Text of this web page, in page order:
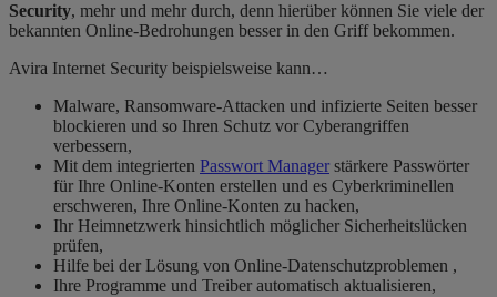
Security, mehr und mehr durch, denn hierüber können Sie viele der
bekannten Online-Bedrohungen besser in den Griff bekommen.
Avira Internet Security beispielsweise kann…
Malware, Ransomware-Attacken und infizierte Seiten besser
blockieren und so Ihren Schutz vor Cyberangriffen
verbessern,
Mit dem integrierten Passwort Manager stärkere Passwörter
für Ihre Online-Konten erstellen und es Cyberkriminellen
erschweren, Ihre Online-Konten zu hacken,
Ihr Heimnetzwerk hinsichtlich möglicher Sicherheitslücken
prüfen,
Hilfe bei der Lösung von Online-Datenschutzproblemen ,
Ihre Programme und Treiber automatisch aktualisieren,